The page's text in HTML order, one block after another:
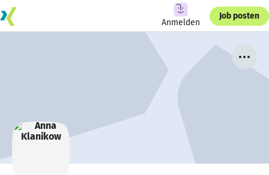
Anmelden
Job posten